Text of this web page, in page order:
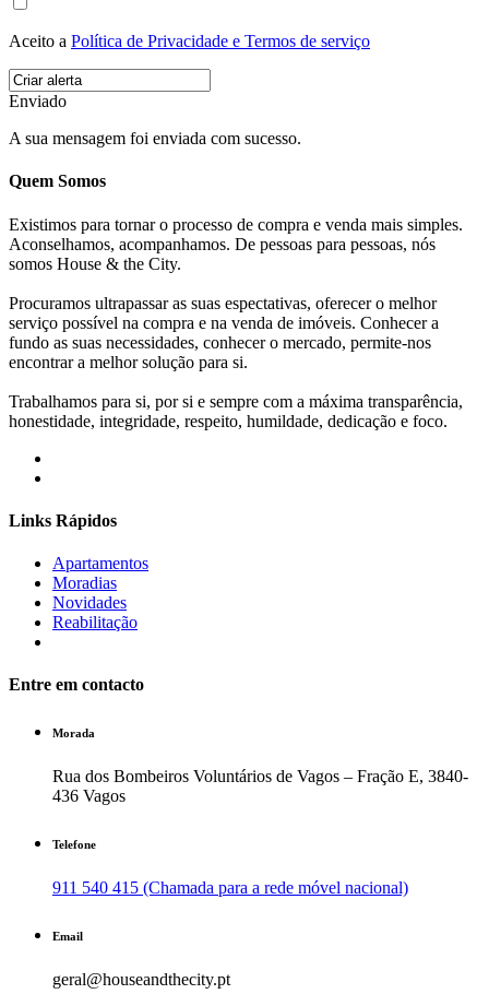
Aceito a Política de Privacidade e Termos de serviço
Enviado
A sua mensagem foi enviada com sucesso.
Quem Somos
Existimos para tornar o processo de compra e venda mais simples.
Aconselhamos, acompanhamos. De pessoas para pessoas, nós
somos House & the City.
Procuramos ultrapassar as suas espectativas, oferecer o melhor
serviço possível na compra e na venda de imóveis. Conhecer a
fundo as suas necessidades, conhecer o mercado, permite-nos
encontrar a melhor solução para si.
Trabalhamos para si, por si e sempre com a máxima transparência,
honestidade, integridade, respeito, humildade, dedicação e foco.
Links Rápidos
Apartamentos
Moradias
Novidades
Reabilitação
Entre em contacto
Morada
Rua dos Bombeiros Voluntários de Vagos – Fração E, 3840-
436 Vagos
Telefone
911 540 415 (Chamada para a rede móvel nacional)
Email
geral@houseandthecity.pt